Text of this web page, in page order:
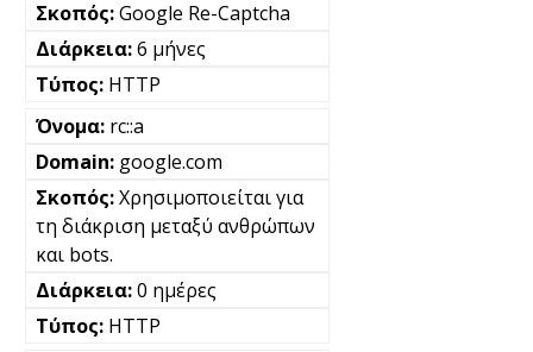
Google Re-Captcha
6 μήνες
HTTP
rc::a
google.com
Χρησιμοποιείται για
τη διάκριση μεταξύ ανθρώπων
και bots.
0 ημέρες
HTTP